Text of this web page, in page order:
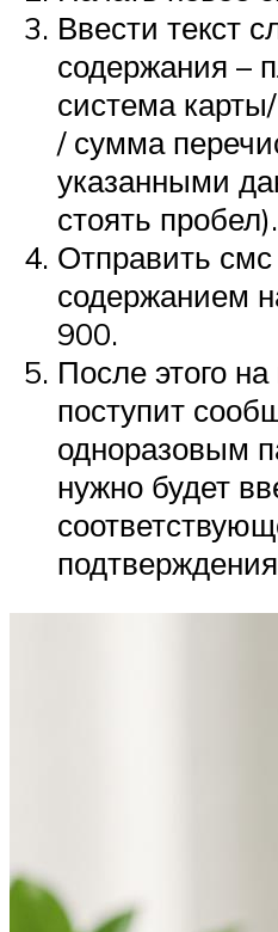
Ввести текст
содержания –
система
/ сумма
указанными
стоять пробел).
Отправить
содержанием
900.
После этого
поступит
одноразовым
нужно будет